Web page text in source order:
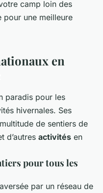
camp loin des
pour une meilleure
en
paradis pour les
hivernales. Ses
de sentiers de
d’autres activités en
pour tous les
par un réseau de